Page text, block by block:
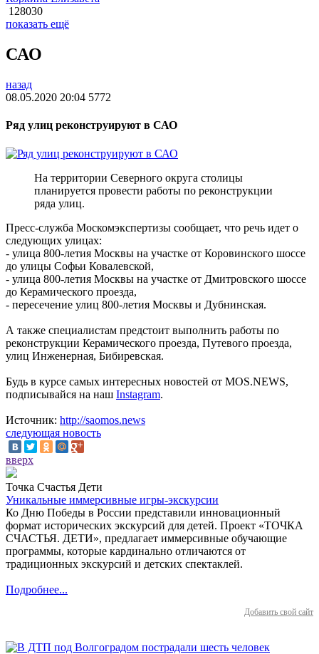
128030
показать ещё
САО
назад
08.05.2020 20:04 5772
Ряд улиц реконструируют в САО
На территории Северного округа столицы
планируется провести работы по реконструкции
ряда улиц.
Пресс-служба Москомэкспертизы сообщает, что речь идет о
следующих улицах:
- улица 800-летия Москвы на участке от Коровинского шоссе
до улицы Софьи Ковалевской,
- улица 800-летия Москвы на участке от Дмитровского шоссе
до Керамического проезда,
- пересечение улиц 800-летия Москвы и Дубнинская.
А также специалистам предстоит выполнить работы по
реконструкции Керамического проезда, Путевого проезда,
улиц Инженерная, Бибиревская.
Будь в курсе самых интересных новостей от MOS.NEWS,
подписывайся на наш Instagram.
Источник: http://saomos.news
следующая новость
вверх
Точка Счастья Дети
Уникальные иммерсивные игры-экскурсии
Ко Дню Победы в России представили инновационный
формат исторических экскурсий для детей. Проект «ТОЧКА
СЧАСТЬЯ. ДЕТИ», предлагает иммерсивные обучающие
программы, которые кардинально отличаются от
традиционных экскурсий и детских спектаклей.
Подробнее...
Добавить свой сайт